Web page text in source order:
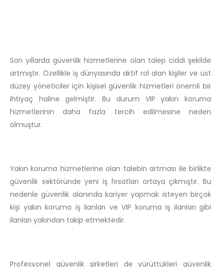
Son yıllarda güvenlik hizmetlerine olan talep ciddi şekilde
artmıştır. Özellikle iş dünyasında aktif rol alan kişiler ve üst
düzey yöneticiler için kişisel güvenlik hizmetleri önemli bir
ihtiyaç haline gelmiştir. Bu durum VIP yakın koruma
hizmetlerinin daha fazla tercih edilmesine neden
olmuştur.
Yakın koruma hizmetlerine olan talebin artması ile birlikte
güvenlik sektöründe yeni iş fırsatları ortaya çıkmıştır. Bu
nedenle güvenlik alanında kariyer yapmak isteyen birçok
kişi yakın koruma iş ilanları ve VIP koruma iş ilanları gibi
ilanları yakından takip etmektedir.
Profesyonel güvenlik şirketleri de yürüttükleri güvenlik